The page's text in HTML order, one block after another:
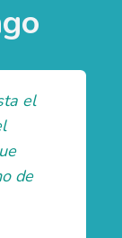
el
de